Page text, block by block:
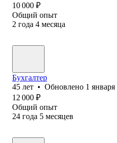
10 000 ₽
Общий опыт
2 года 4 месяца
Бухгалтер
45 лет • Обновлено 1
12 000 ₽
Общий опыт
24 года 5 месяцев